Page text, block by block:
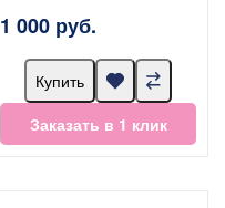
1 000 руб.
Купить
Заказать в 1 клик